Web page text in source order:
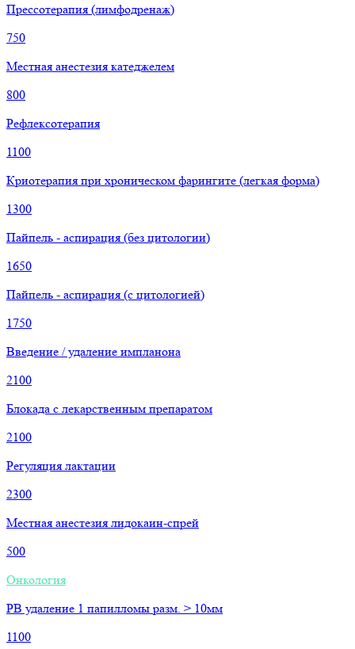
Прессотерапия (лимфодренаж)
750
Местная анестезия катеджелем
800
Рефлексотерапия
1100
Криотерапия при хроническом фарингите (легкая форма)
1300
Пайпель - аспирация (без цитологии)
1650
Пайпель - аспирация (с цитологией)
1750
Введение / удаление импланона
2100
Блокада с лекарственным препаратом
2100
Регуляция лактации
2300
Местная анестезия лидокаин-спрей
500
Онкология
РВ удаление 1 папилломы разм. > 10мм
1100